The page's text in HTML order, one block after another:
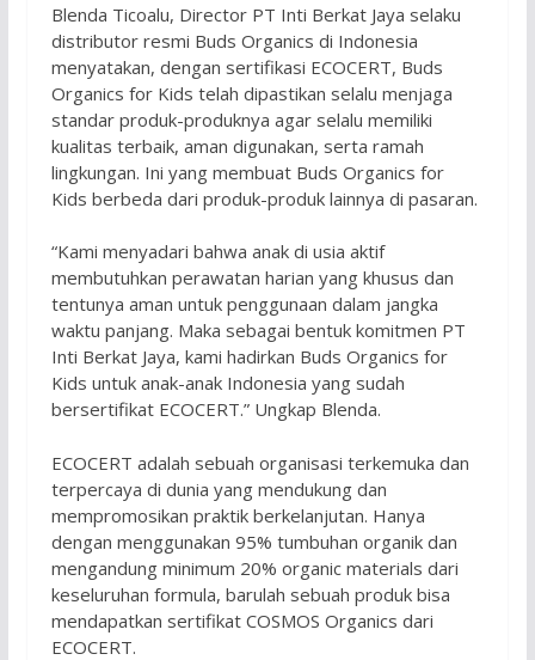
Blenda Ticoalu, Director PT Inti Berkat Jaya selaku
distributor resmi Buds Organics di Indonesia
menyatakan, dengan sertifikasi ECOCERT, Buds
Organics for Kids telah dipastikan selalu menjaga
standar produk-produknya agar selalu memiliki
kualitas terbaik, aman digunakan, serta ramah
lingkungan. Ini yang membuat Buds Organics for
Kids berbeda dari produk-produk lainnya di pasaran.
“Kami menyadari bahwa anak di usia aktif
membutuhkan perawatan harian yang khusus dan
tentunya aman untuk penggunaan dalam jangka
waktu panjang. Maka sebagai bentuk komitmen PT
Inti Berkat Jaya, kami hadirkan Buds Organics for
Kids untuk anak-anak Indonesia yang sudah
bersertifikat ECOCERT.” Ungkap Blenda.
ECOCERT adalah sebuah organisasi terkemuka dan
terpercaya di dunia yang mendukung dan
mempromosikan praktik berkelanjutan. Hanya
dengan menggunakan 95% tumbuhan organik dan
mengandung minimum 20% organic materials dari
keseluruhan formula, barulah sebuah produk bisa
mendapatkan sertifikat COSMOS Organics dari
ECOCERT.